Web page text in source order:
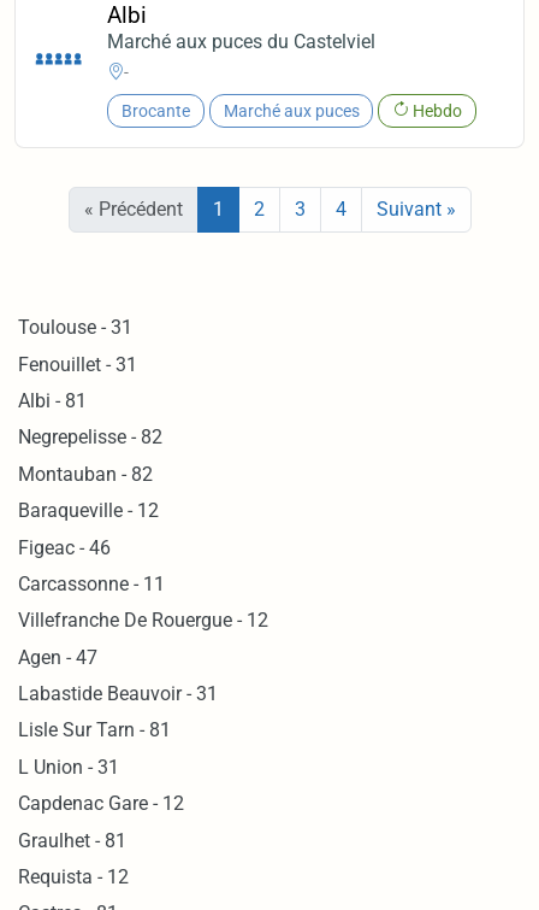
Albi
Marché aux puces du Castelviel
-
Brocante Marché aux puces Hebdo
« Précédent 1 2 3 4 Suivant »
Toulouse - 31
Fenouillet - 31
Albi - 81
Negrepelisse - 82
Montauban - 82
Baraqueville - 12
Figeac - 46
Carcassonne - 11
Villefranche De Rouergue - 12
Agen - 47
Labastide Beauvoir - 31
Lisle Sur Tarn - 81
L Union - 31
Capdenac Gare - 12
Graulhet - 81
Requista - 12